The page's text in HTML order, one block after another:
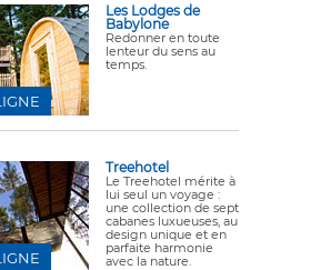
Les Lodges de
Babylone
Redonner en toute
lenteur du sens au
temps.
Treehotel
Le Treehotel mérite à
lui seul un voyage :
une collection de sept
cabanes luxueuses, au
design unique et en
parfaite harmonie
avec la nature.